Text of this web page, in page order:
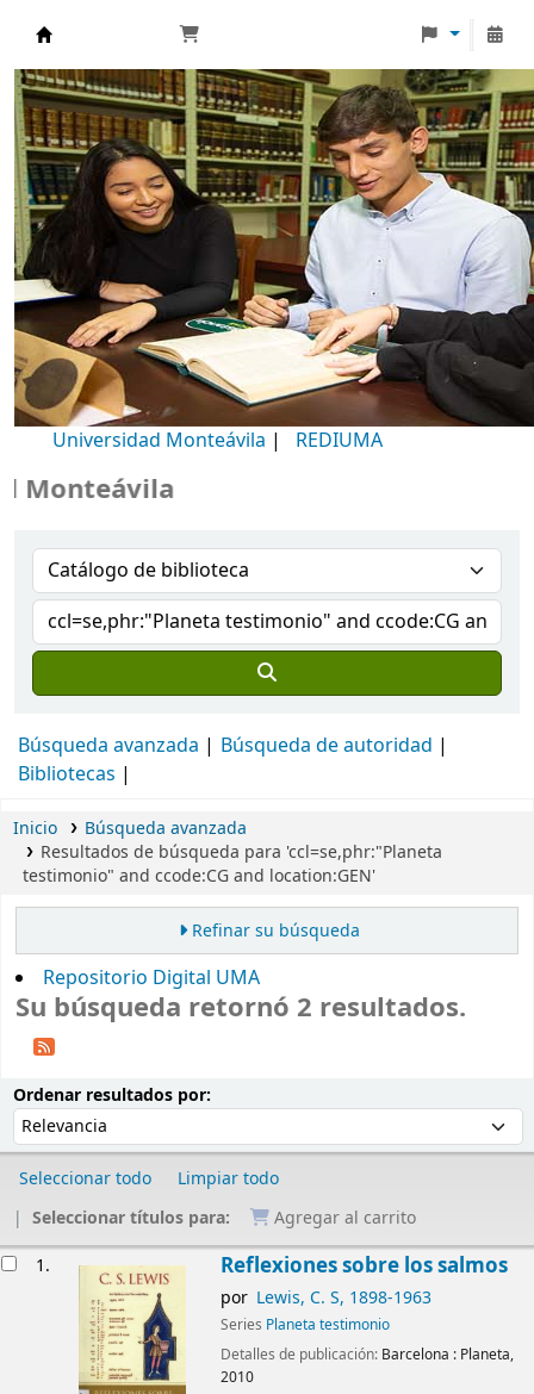
Biblioteca Universidad Monteávila
Universidad Monteávila | REDIUMA
Búsqueda avanzada
Búsqueda de autoridad
Bibliotecas
Inicio
Búsqueda avanzada
Resultados de búsqueda para 'ccl=se,phr:"Planeta
testimonio" and ccode:CG and location:GEN'
Refinar su búsqueda
Repositorio Digital UMA
Su búsqueda retornó 2 resultados.
Ordenar resultados por:
Seleccionar todo
Limpiar todo
Seleccionar títulos para:
Agregar al carrito
1. Reflexiones sobre los salmos
por Lewis, C. S, 1898-1963
Series Planeta testimonio
Detalles de publicación: Barcelona : Planeta,
2010